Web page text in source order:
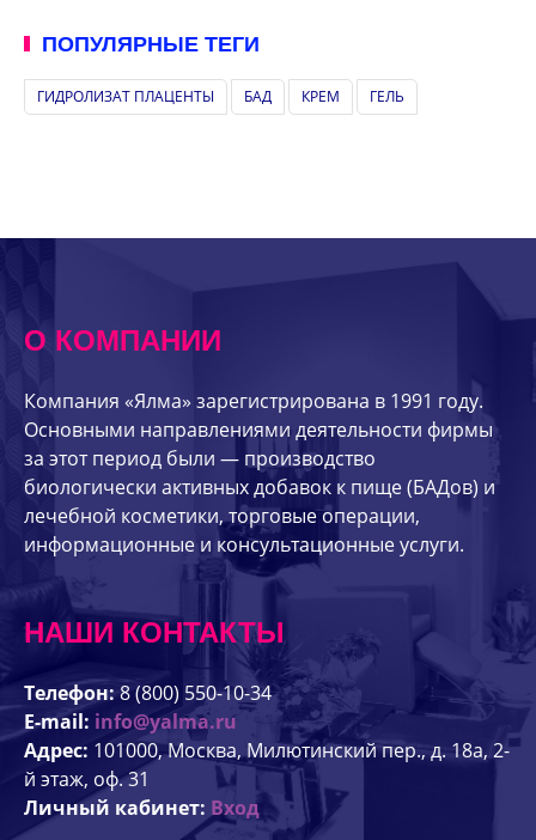
ПОПУЛЯРНЫЕ ТЕГИ
ГИДРОЛИЗАТ ПЛАЦЕНТЫ БАД КРЕМ ГЕЛЬ
О КОМПАНИИ
Компания «Ялма» зарегистрирована в 1991 году.
Основными направлениями деятельности фирмы
за этот период были — производство
биологически активных добавок к пище (БАДов) и
лечебной косметики, торговые операции,
информационные и консультационные услуги.
НАШИ КОНТАКТЫ
Телефон:8 (800) 550-10-34
E-mail: info@yalma.ru
Адрес: 101000, Москва, Милютинский пер., д. 18а, 2-
й этаж, оф. 31
Личный кабинет: Вход